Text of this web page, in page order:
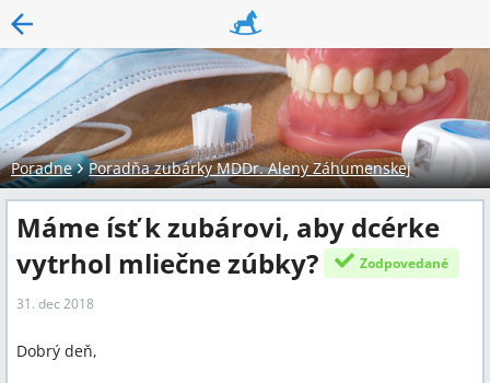
Poradne Poradňa zubárky MDDr. Aleny Záhumenskej
Máme ísť k zubárovi, aby dcérke
vytrhol mliečne zúbky?
Zodpovedané
31. dec 2018
Dobrý deň,